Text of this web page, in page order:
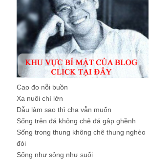
Cao đo nỗi buồn
Xa nuôi chí lớn
Dẫu làm sao thì cha vẫn muốn
Sống trên đá không chê đá gập ghềnh
Sống trong thung không chê thung nghèo
đói
Sống như sông như suối